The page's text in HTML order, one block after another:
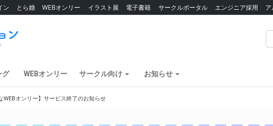
ン とら婚 WEBオンリー イラスト展 電子書籍 サークルポータル エンジニア採用
グ WEBオンリー サークル向け お知らせ
WEBオンリー】サービス終了のお知らせ